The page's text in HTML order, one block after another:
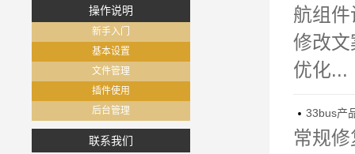
操作说明
新手入门
基本设置
文件管理
插件使用
后台管理
联系我们
航组
修改
优化...
 33bus产
常规